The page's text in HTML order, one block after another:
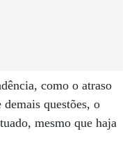
como o atraso
questões, o
mesmo que haja